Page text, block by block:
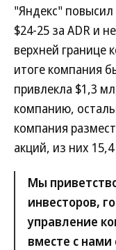
"Яндекс"
$24-25 за ADR и
верхней границе
итоге компания
привлекла $1,3
компанию,
компания
акций, из них
Мы
инвесторов,
управление
вместе с нами